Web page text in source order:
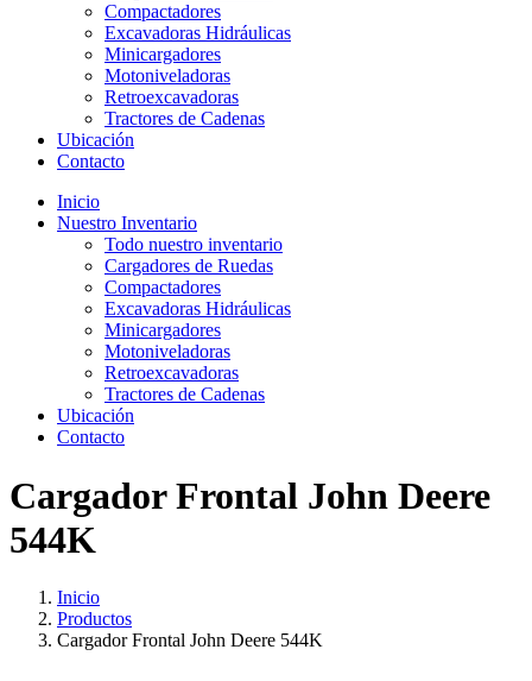
Compactadores
Excavadoras Hidráulicas
Minicargadores
Motoniveladoras
Retroexcavadoras
Tractores de Cadenas
Ubicación
Contacto
Inicio
Nuestro Inventario
Todo nuestro inventario
Cargadores de Ruedas
Compactadores
Excavadoras Hidráulicas
Minicargadores
Motoniveladoras
Retroexcavadoras
Tractores de Cadenas
Ubicación
Contacto
Cargador Frontal John Deere
544K
Inicio
Productos
Cargador Frontal John Deere 544K